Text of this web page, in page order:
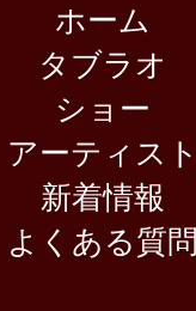
ホーム
タブラオ
ショー
アーティスト
新着情報
よくある質問